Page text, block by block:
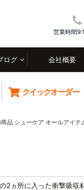
営業時間
ログ 会社概要
クイックオーダー
品 シューケア オールアイテ
2ヵ所に入った衝撃吸収